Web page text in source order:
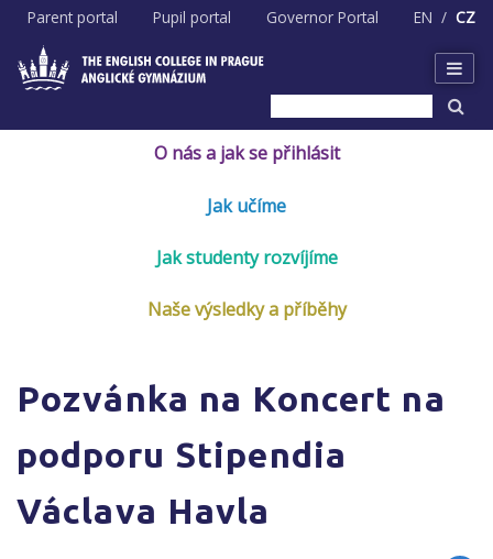
Skip
content
Parent portal Pupil portal Governor Portal EN CZ
O nás a jak se přihlásit
Jak učíme
Jak studenty rozvíjíme
Naše výsledky a příběhy
Pozvánka na Koncert na
podporu Stipendia
Václava Havla